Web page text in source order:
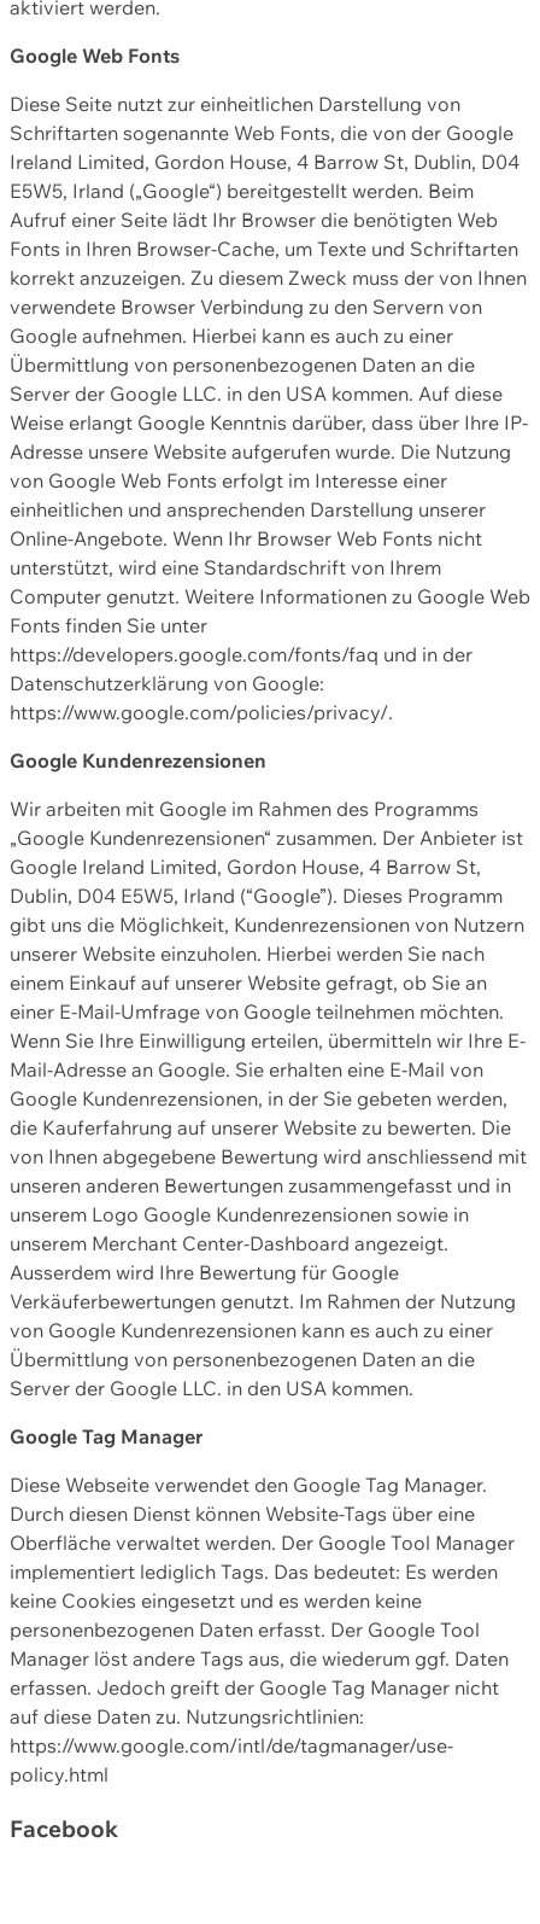
aktiviert werden.
Google Web Fonts
Diese Seite nutzt zur einheitlichen Darstellung von
Schriftarten sogenannte Web Fonts, die von der Google
Ireland Limited, Gordon House, 4 Barrow St, Dublin, D04
E5W5, Irland („Google“) bereitgestellt werden. Beim
Aufruf einer Seite lädt Ihr Browser die benötigten Web
Fonts in Ihren Browser-Cache, um Texte und Schriftarten
korrekt anzuzeigen. Zu diesem Zweck muss der von Ihnen
verwendete Browser Verbindung zu den Servern von
Google aufnehmen. Hierbei kann es auch zu einer
Übermittlung von personenbezogenen Daten an die
Server der Google LLC. in den USA kommen. Auf diese
Weise erlangt Google Kenntnis darüber, dass über Ihre IP-
Adresse unsere Website aufgerufen wurde. Die Nutzung
von Google Web Fonts erfolgt im Interesse einer
einheitlichen und ansprechenden Darstellung unserer
Online-Angebote. Wenn Ihr Browser Web Fonts nicht
unterstützt, wird eine Standardschrift von Ihrem
Computer genutzt. Weitere Informationen zu Google Web
Fonts finden Sie unter
https://developers.google.com/fonts/faq und in der
Datenschutzerklärung von Google:
https://www.google.com/policies/privacy/.
Google Kundenrezensionen
Wir arbeiten mit Google im Rahmen des Programms
„Google Kundenrezensionen“ zusammen. Der Anbieter ist
Google Ireland Limited, Gordon House, 4 Barrow St,
Dublin, D04 E5W5, Irland (“Google”). Dieses Programm
gibt uns die Möglichkeit, Kundenrezensionen von Nutzern
unserer Website einzuholen. Hierbei werden Sie nach
einem Einkauf auf unserer Website gefragt, ob Sie an
einer E-Mail-Umfrage von Google teilnehmen möchten.
Wenn Sie Ihre Einwilligung erteilen, übermitteln wir Ihre E-
Mail-Adresse an Google. Sie erhalten eine E-Mail von
Google Kundenrezensionen, in der Sie gebeten werden,
die Kauferfahrung auf unserer Website zu bewerten. Die
von Ihnen abgegebene Bewertung wird anschliessend mit
unseren anderen Bewertungen zusammengefasst und in
unserem Logo Google Kundenrezensionen sowie in
unserem Merchant Center-Dashboard angezeigt.
Ausserdem wird Ihre Bewertung für Google
Verkäuferbewertungen genutzt. Im Rahmen der Nutzung
von Google Kundenrezensionen kann es auch zu einer
Übermittlung von personenbezogenen Daten an die
Server der Google LLC. in den USA kommen.
Google Tag Manager
Diese Webseite verwendet den Google Tag Manager.
Durch diesen Dienst können Website-Tags über eine
Oberfläche verwaltet werden. Der Google Tool Manager
implementiert lediglich Tags. Das bedeutet: Es werden
keine Cookies eingesetzt und es werden keine
personenbezogenen Daten erfasst. Der Google Tool
Manager löst andere Tags aus, die wiederum ggf. Daten
erfassen. Jedoch greift der Google Tag Manager nicht
auf diese Daten zu. Nutzungsrichtlinien:
https://www.google.com/intl/de/tagmanager/use-
policy.html
Facebook